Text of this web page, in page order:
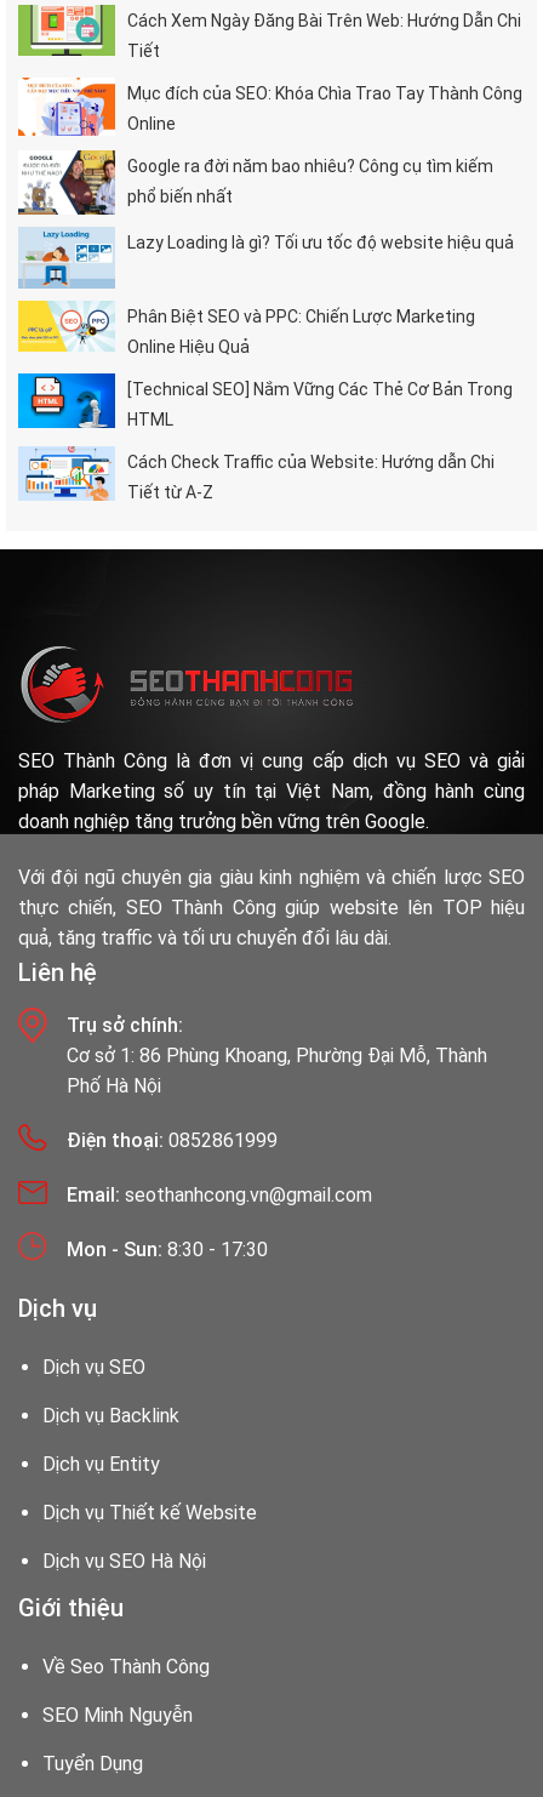
Cách Xem Ngày Đăng Bài Trên Web: Hướng Dẫn Chi
Tiết
Mục đích của SEO: Khóa Chìa Trao Tay Thành Công
Online
Google ra đời năm bao nhiêu? Công cụ tìm kiếm
phổ biến nhất
Lazy Loading là gì? Tối ưu tốc độ website hiệu quả
Phân Biệt SEO và PPC: Chiến Lược Marketing
Online Hiệu Quả
[Technical SEO] Nắm Vững Các Thẻ Cơ Bản Trong
HTML
Cách Check Traffic của Website: Hướng dẫn Chi
Tiết từ A-Z
SEO Thành Công là đơn vị cung cấp dịch vụ SEO và giải
pháp Marketing số uy tín tại Việt Nam, đồng hành cùng
doanh nghiệp tăng trưởng bền vững trên Google.
Với đội ngũ chuyên gia giàu kinh nghiệm và chiến lược SEO
thực chiến, SEO Thành Công giúp website lên TOP hiệu
quả, tăng traffic và tối ưu chuyển đổi lâu dài.
Liên hệ
Trụ sở chính:
Cơ sở 1: 86 Phùng Khoang, Phường Đại Mỗ, Thành
Phố Hà Nội
Điện thoại: 0852861999
Email: seothanhcong.vn@gmail.com
Mon - Sun: 8:30 - 17:30
Dịch vụ
Dịch vụ SEO
Dịch vụ Backlink
Dịch vụ Entity
Dịch vụ Thiết kế Website
Dịch vụ SEO Hà Nội
Giới thiệu
Về Seo Thành Công
SEO Minh Nguyễn
Tuyển Dụng